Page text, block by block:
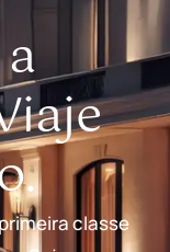
classe